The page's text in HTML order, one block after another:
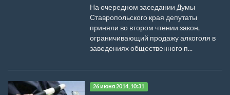
На очередном заседании Думы
Ставропольского края депутаты
приняли во втором чтении закон,
ограничивающий продажу алкоголя в
заведениях общественного п...
26 июня 2014, 10:31